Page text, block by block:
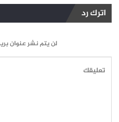
اترك رد
لن يتم نشر عنوان